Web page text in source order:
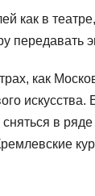
как в
передавать
как
искусства.
в